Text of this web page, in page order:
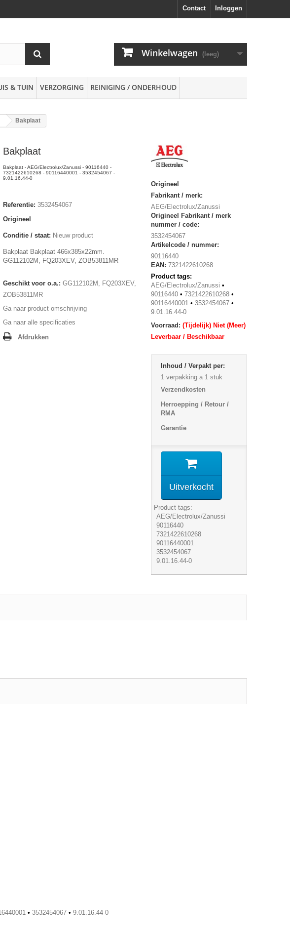
Inloggen
Contact
Winkelwagen (leeg)
& TUIN VERZORGING REINIGING / ONDERHOUD
Bakplaat
Bakplaat
Bakplaat - AEG/Electrolux/Zanussi - 90116440 -
7321422610268 - 90116440001 - 3532454067 -
9.01.16.44-0
Referentie: 3532454067
Origineel
Conditie / staat: Nieuw product
Bakplaat Bakplaat 466x385x22mm.
GG112102M, FQ203XEV, ZOB53811MR
Geschikt voor o.a.: GG112102M, FQ203XEV,
ZOB53811MR
Ga naar product omschrijving
Ga naar alle specificaties
Afdrukken
Origineel
Fabrikant / merk:
AEG/Electrolux/Zanussi
Origineel Fabrikant / merk
nummer / code:
3532454067
Artikelcode / nummer:
90116440
EAN: 7321422610268
Product tags:
AEG/Electrolux/Zanussi •
90116440• 7321422610268•
90116440001 • 3532454067•
9.01.16.44-0
Voorraad: (Tijdelijk) Niet (Meer)
Leverbaar / Beschikbaar
Inhoud / Verpakt per:
1 verpakking a 1 stuk
Verzendkosten
Herroepping / Retour /
RMA
Garantie
Uitverkocht
Product tags:
AEG/Electrolux/Zanussi
90116440
7321422610268
90116440001
3532454067
9.01.16.44-0
• 3532454067 • 9.01.16.44-0